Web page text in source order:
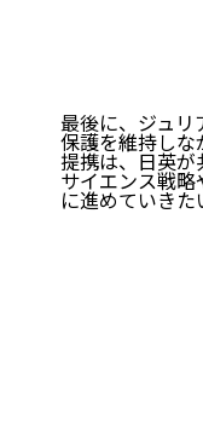
最後に、ジュリ
保護を維持し
提携は、日英
サイエンス戦
に進めていきた